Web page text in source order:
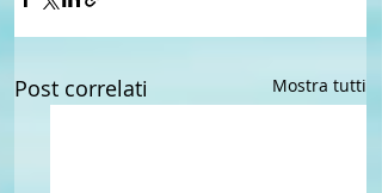
Post correlati Mostra tutti